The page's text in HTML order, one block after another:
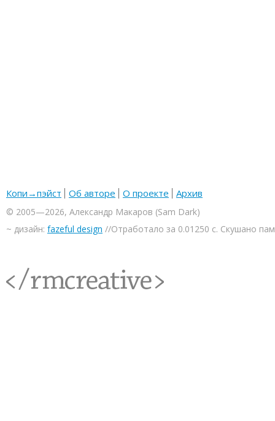
Копи→пэйст Об авторе О проекте Архив
© 2005—2026, Александр Макаров (Sam Dark)
~ дизайн: fazeful design //Отработало за 0.01250 с. Скушано
<rmcreative/>